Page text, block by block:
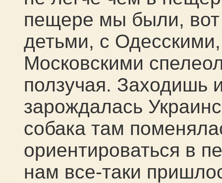
пещере мы были,
детьми, с
Московскими
ползучая. Заходишь
зарождалась
собака там
ориентироваться в
нам все-таки